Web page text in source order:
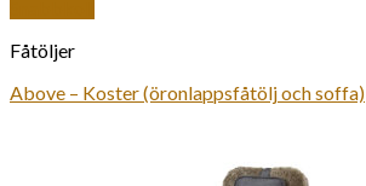
Fåtöljer
Above – Koster (öronlappsfåtölj och soffa)